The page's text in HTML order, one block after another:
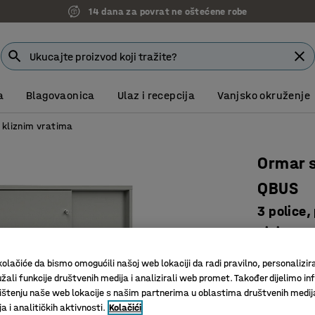
14 dana za povrat ne oštećene robe
Blagovaonica Ulaz i recepcija Vanjsko okruženje
kliznim vratima
Ormar
QBUS
3 police,
sivi
Dizajn
Vrata na
da bismo omogućili našoj web lokaciji da radi pravilno,
funkcije društvenih medija i analizirali web promet. Također dijelimo
naše web lokacije s našim partnerima u oblastima društvenih
i analitičkih aktivnosti. Kolačići